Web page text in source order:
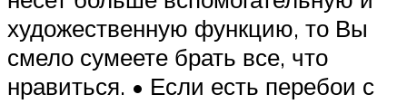
художественную функцию, то Вы
смело сумеете брать все, что
нравиться. • Если есть перебои с